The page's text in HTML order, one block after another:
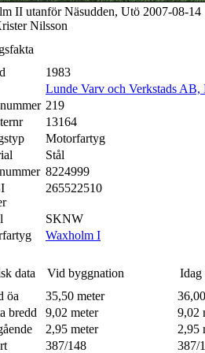
II utanför Näsudden, Utö 2007-08-14
Nilsson
1983
Lunde Varv och Verkstads AB,
219
13164
Motorfartyg
Stål
8224999
265522510
SKNW
Waxholm I
data Vid byggnation
Idag
öa
35,50 meter
bredd
9,02 meter
9,02
2,95 meter
2,95
387/148
387/